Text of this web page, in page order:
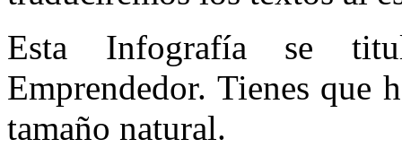
Esta Infografía se
Emprendedor. Tienes que
tamaño natural.